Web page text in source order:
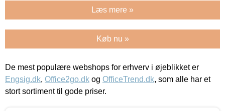
Læs mere »
Køb nu »
De mest populære webshops for erhverv i øjeblikket er
Engsig.dk, Office2go.dk og OfficeTrend.dk, som alle har et
stort sortiment til gode priser.